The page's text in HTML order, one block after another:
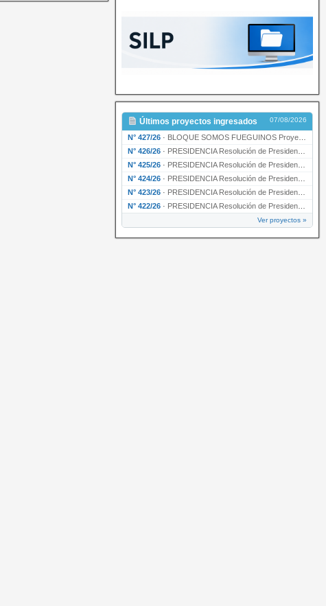
Últimos proyectos ingresados 07/08/2026
N° 427/26 · BLOQUE SOMOS FUEGUINOS Proyecto de Declaración declarando de interés provincial PRESIDENCI…
N° 426/26 · PRESIDENCIA Resolución de Presidencia N° 216/26 declarando de interés provincial la labor …
N° 425/26 · PRESIDENCIA Resolución de Presidencia N° 212/26 declarando de interés provincial el “50° A…
N° 424/26 · PRESIDENCIA Resolución de Presidencia Nº 210/26 declarando de interés provincial el proyec…
N° 423/26 · PRESIDENCIA Resolución de Presidencia Nº 209/26 declarando de interés provincial la presen…
N° 422/26 · PRESIDENCIA Resolución de Presidencia N° 200/26 para su ratificación.
Ver proyectos »